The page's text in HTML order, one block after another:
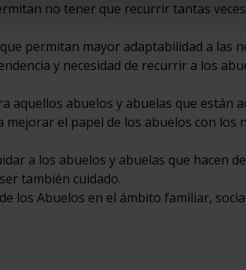
no tener que recurrir tantas
permitan mayor adaptabilidad a las
y necesidad de recurrir a los
abuelos y abuelas que están
mejorar el papel de los abuelos con los
a los abuelos y abuelas que hacen
también cuidado.
los Abuelos en el ámbito familiar,